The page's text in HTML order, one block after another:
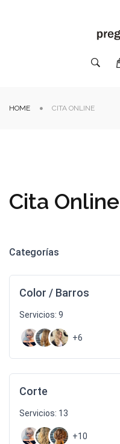
HOME CITA ONLINE
Cita Online
Categorías
Color / Barros
Servicios: 9
+6
Corte
Servicios: 13
+10